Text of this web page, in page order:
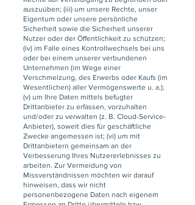
auszuüben; (iii) um unsere Rechte, unser
Eigentum oder unsere persönliche
Sicherheit sowie die Sicherheit unserer
Nutzer oder der Öffentlichkeit zu schützen;
(iv) im Falle eines Kontrollwechsels bei uns
oder bei einem unserer verbundenen
Unternehmen (im Wege einer
Verschmelzung, des Erwerbs oder Kaufs (im
Wesentlichen) aller Vermögenswerte u. a.);
(v) um Ihre Daten mittels befugter
Drittanbieter zu erfassen, vorzuhalten
und/oder zu verwalten (z. B. Cloud-Service-
Anbieter), soweit dies für geschäftliche
Zwecke angemessen ist; (vi) um mit
Drittanbietern gemeinsam an der
Verbesserung Ihres Nutzererlebnisses zu
arbeiten. Zur Vermeidung von
Missverständnissen möchten wir darauf
hinweisen, dass wir nicht
personenbezogene Daten nach eigenem